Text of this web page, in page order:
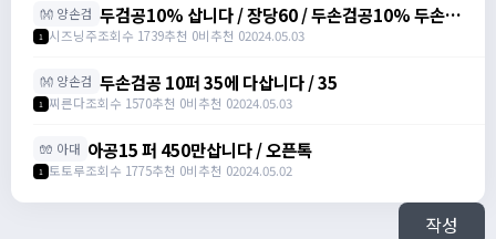
👐 양손검 두검공10% 삽니다 / 장당60 / 두손검공10% 두손검
공격력 주문서 10% /
1 시즈닝주조회수 1739추천 0비추천 02024.05.03
👐 양손검 두손검공 10퍼 35에 다삽니다 / 35
1 찌른다조회수 1570추천 0비추천 02024.05.03
🧤 아대 아공15 퍼 450만삽니다 / 오픈톡
1 토토루조회수 1775추천 0비추천 02024.05.02
작성